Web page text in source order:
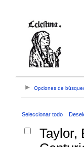
Opciones de
Seleccionar todo
Taylor,